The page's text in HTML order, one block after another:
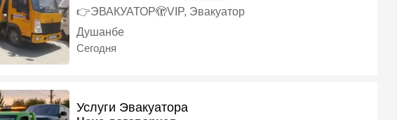
👉ЭВАКУАТОР🫣VIP, Эвакуатор
Душанбе
Сегодня
Услуги Эвакуатора